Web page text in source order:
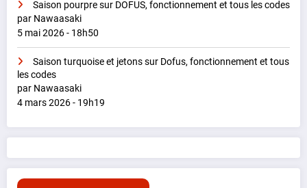
Saison pourpre sur DOFUS, fonctionnement et tous les codes
par Nawaasaki
5 mai 2026 - 18h50
Saison turquoise et jetons sur Dofus, fonctionnement et tous
les codes
par Nawaasaki
4 mars 2026 - 19h19